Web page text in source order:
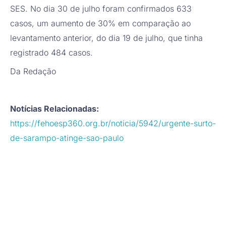
SES. No dia 30 de julho foram confirmados 633
casos, um aumento de 30% em comparação ao
levantamento anterior, do dia 19 de julho, que tinha
registrado 484 casos.
Da Redação
Notícias Relacionadas:
https://fehoesp360.org.br/noticia/5942/urgente-surto-
de-sarampo-atinge-sao-paulo